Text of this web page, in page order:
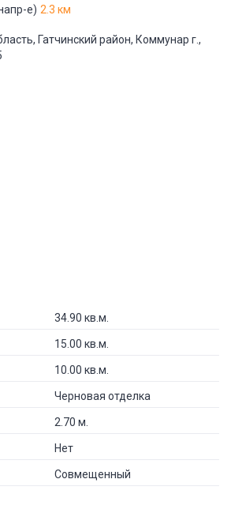
е) 2.3 км
Гатчинский район, Коммунар г.,
34.90 кв.м.
15.00 кв.м.
10.00 кв.м.
Черновая отделка
2.70 м.
Нет
Совмещенный